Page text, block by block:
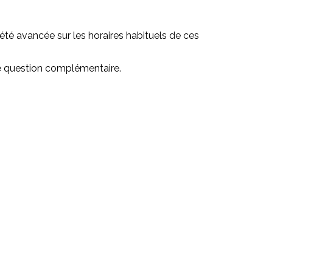
avancée sur les horaires habituels de ces
complémentaire.